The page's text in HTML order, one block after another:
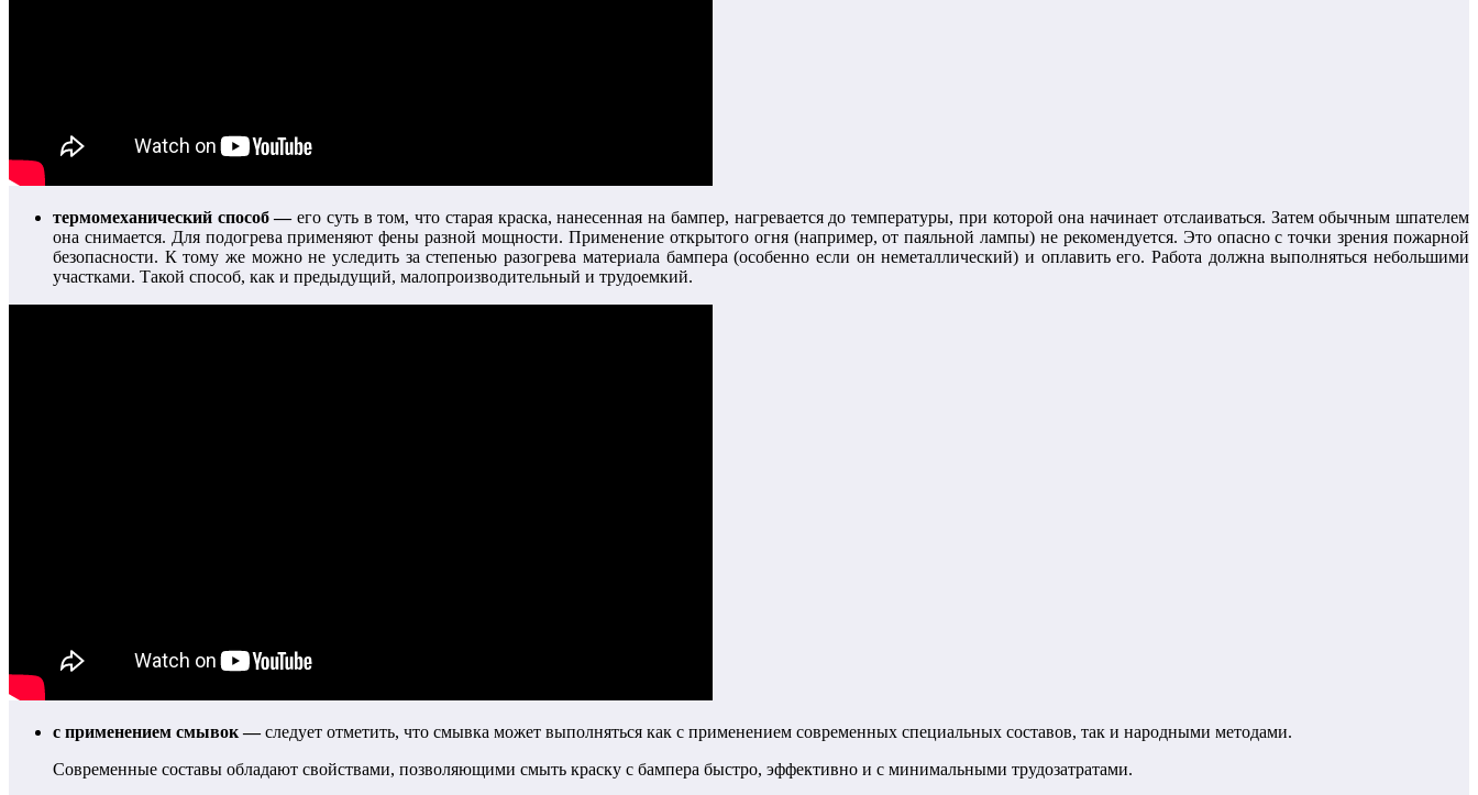
термомеханический способ —его суть в том, что старая краска, нанесенная на бампер, нагревается до температуры, при которой она начинает отслаиваться. Затем обычным шпателем
она снимается. Для подогрева применяют фены разной мощности. Применение открытого огня (например, от паяльной лампы) не рекомендуется. Это опасно с точки зрения пожарной
безопасности. К тому же можно не уследить за степенью разогрева материала бампера (особенно если он неметаллический) и оплавить его. Работа должна выполняться небольшими
участками. Такой способ, как и предыдущий, малопроизводительный и трудоемкий.
с применением смывок —следует отметить, что смывка может выполняться как с применением современных специальных составов, так и народными методами.
Современные составы обладают свойствами, позволяющими смыть краску с бампера быстро, эффективно и с минимальными трудозатратами.